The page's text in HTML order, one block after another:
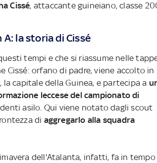
Cissé, attaccante guineiano, classe
A: la storia di Cissé
tempi e che si riassume nelle
Cissé: orfano di padre, viene accolto in
la capitale della Guinea, e partecipa a
leccese del campionato di
asilo. Qui viene notato dagli scout
di aggregarlo alla squadra
dell'Atalanta, infatti, fa in tempo